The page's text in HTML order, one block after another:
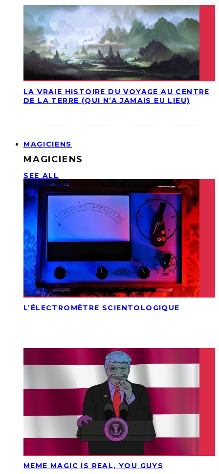
LA VRAIE HISTOIRE DU VOYAGE AU CENTRE
DE LA TERRE (QUI N’A JAMAIS EU LIEU)
MAGICIENS
MAGICIENS
SEE ALL
L’ÉLECTROMÈTRE SCIENTOLOGIQUE
MEME MAGIC IS REAL, YOU GUYS